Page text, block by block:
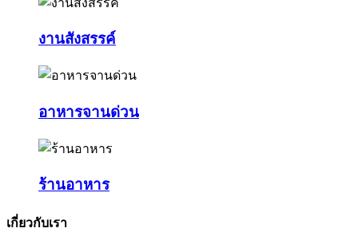
งานสังสรรค์
อาหารจานด่วน
ร้านอาหาร
เกี่ยวกับเรา